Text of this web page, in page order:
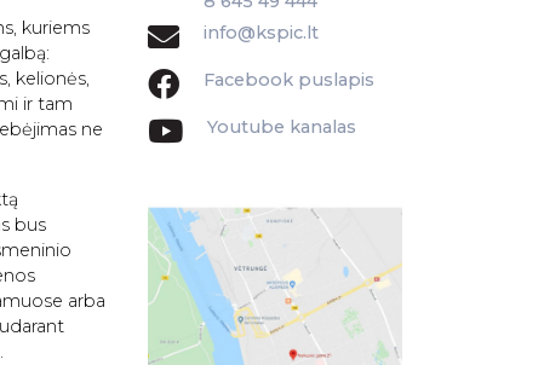
kuriems
kelionės,
ir tam
ne
bus
arba
info@kspic.lt
Facebook puslapis
Youtube kanalas